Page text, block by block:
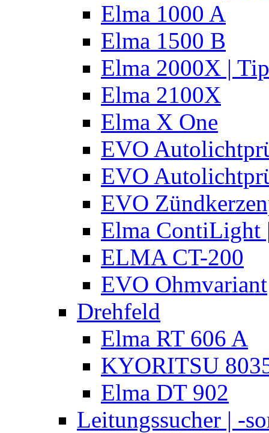
Elma 1000 A
Elma 1500 B
Elma 2000X |
Elma 2100X
Elma X One
EVO
EVO
EVO
Elma ContiLight
ELMA CT-200
EVO Ohmvariant
Drehfeld
Elma RT 606 A
KYORITSU
Elma DT 902
Leitungssucher | -